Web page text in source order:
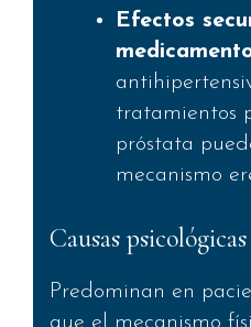
Efectos
tratamientos
próstata
mecanismo
​Causas psicológicas
Predominan en
que el mecanismo